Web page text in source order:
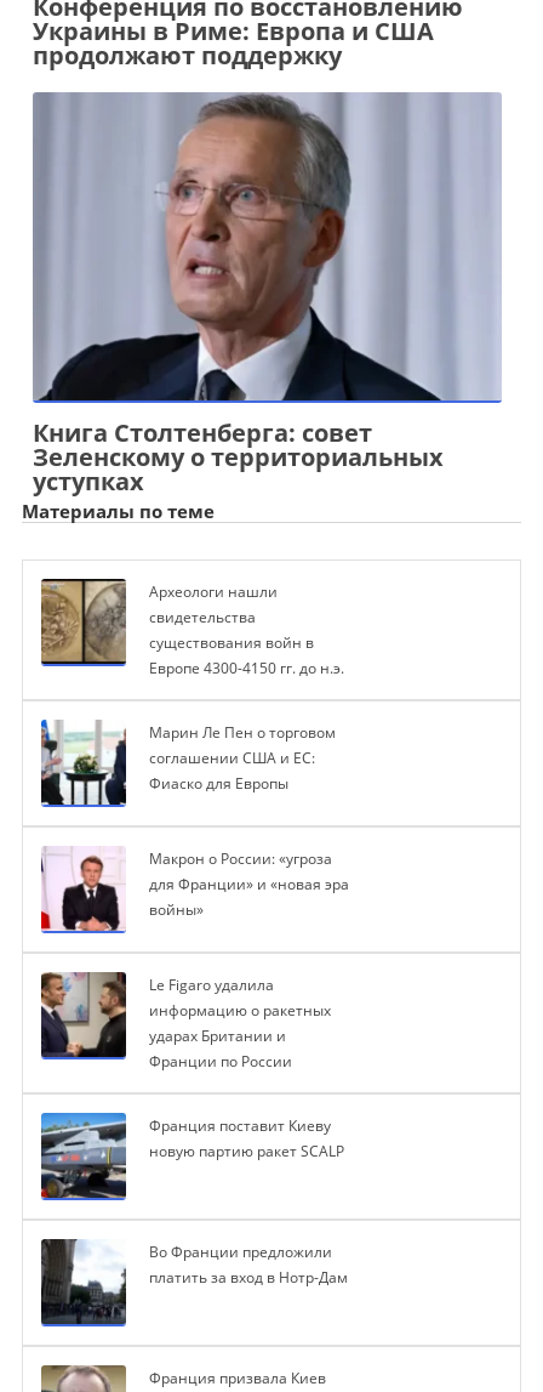
Конференция по восстановлению
Украины в Риме: Европа и США
продолжают поддержку
Книга Столтенберга: совет
Зеленскому о территориальных
уступках
Материалы по теме
Археологи нашли
свидетельства
существования войн в
Европе 4300-4150 гг. до н.э.
Марин Ле Пен о торговом
соглашении США и ЕС:
Фиаско для Европы
Макрон о России: «угроза
для Франции» и «новая эра
войны»
Le Figaro удалила
информацию о ракетных
ударах Британии и
Франции по России
Франция поставит Киеву
новую партию ракет SCALP
Во Франции предложили
платить за вход в Нотр-Дам
Франция призвала Киев